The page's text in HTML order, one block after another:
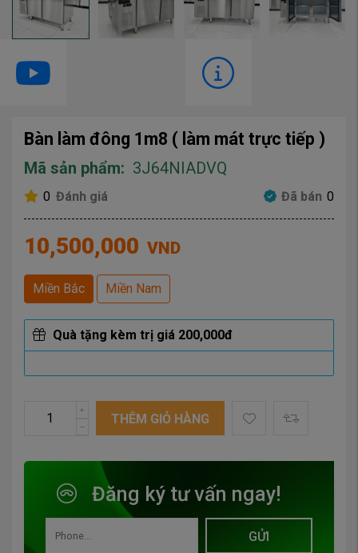
Bàn làm đông 1m8 ( làm mát trực tiếp )
Mã sản phẩm: 3J64NIADVQ
0 Đánh giá Đã bán 0
10,500,000 VND
Miền Bắc Miền Nam
Quà tặng kèm trị giá 200,000đ
THÊM GIỎ HÀNG
Đăng ký tư vấn ngay!
GỬI